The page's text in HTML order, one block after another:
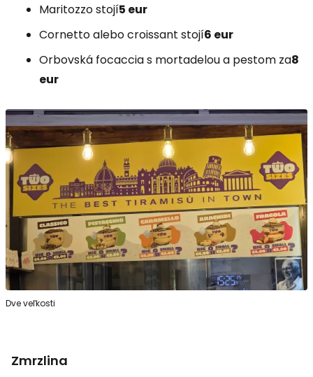
Maritozzo stojí5 eur
Cornetto alebo croissant stojí6 eur
Orbovská focaccia s mortadelou a pestom za8
eur
Dve veľkosti
Zmrzlina